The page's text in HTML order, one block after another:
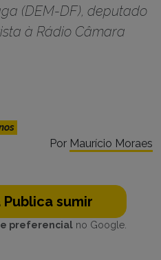
(DEM-DF), deputado
à Rádio Câmara
Por Maurício Moraes
sumir
preferencialno Google.